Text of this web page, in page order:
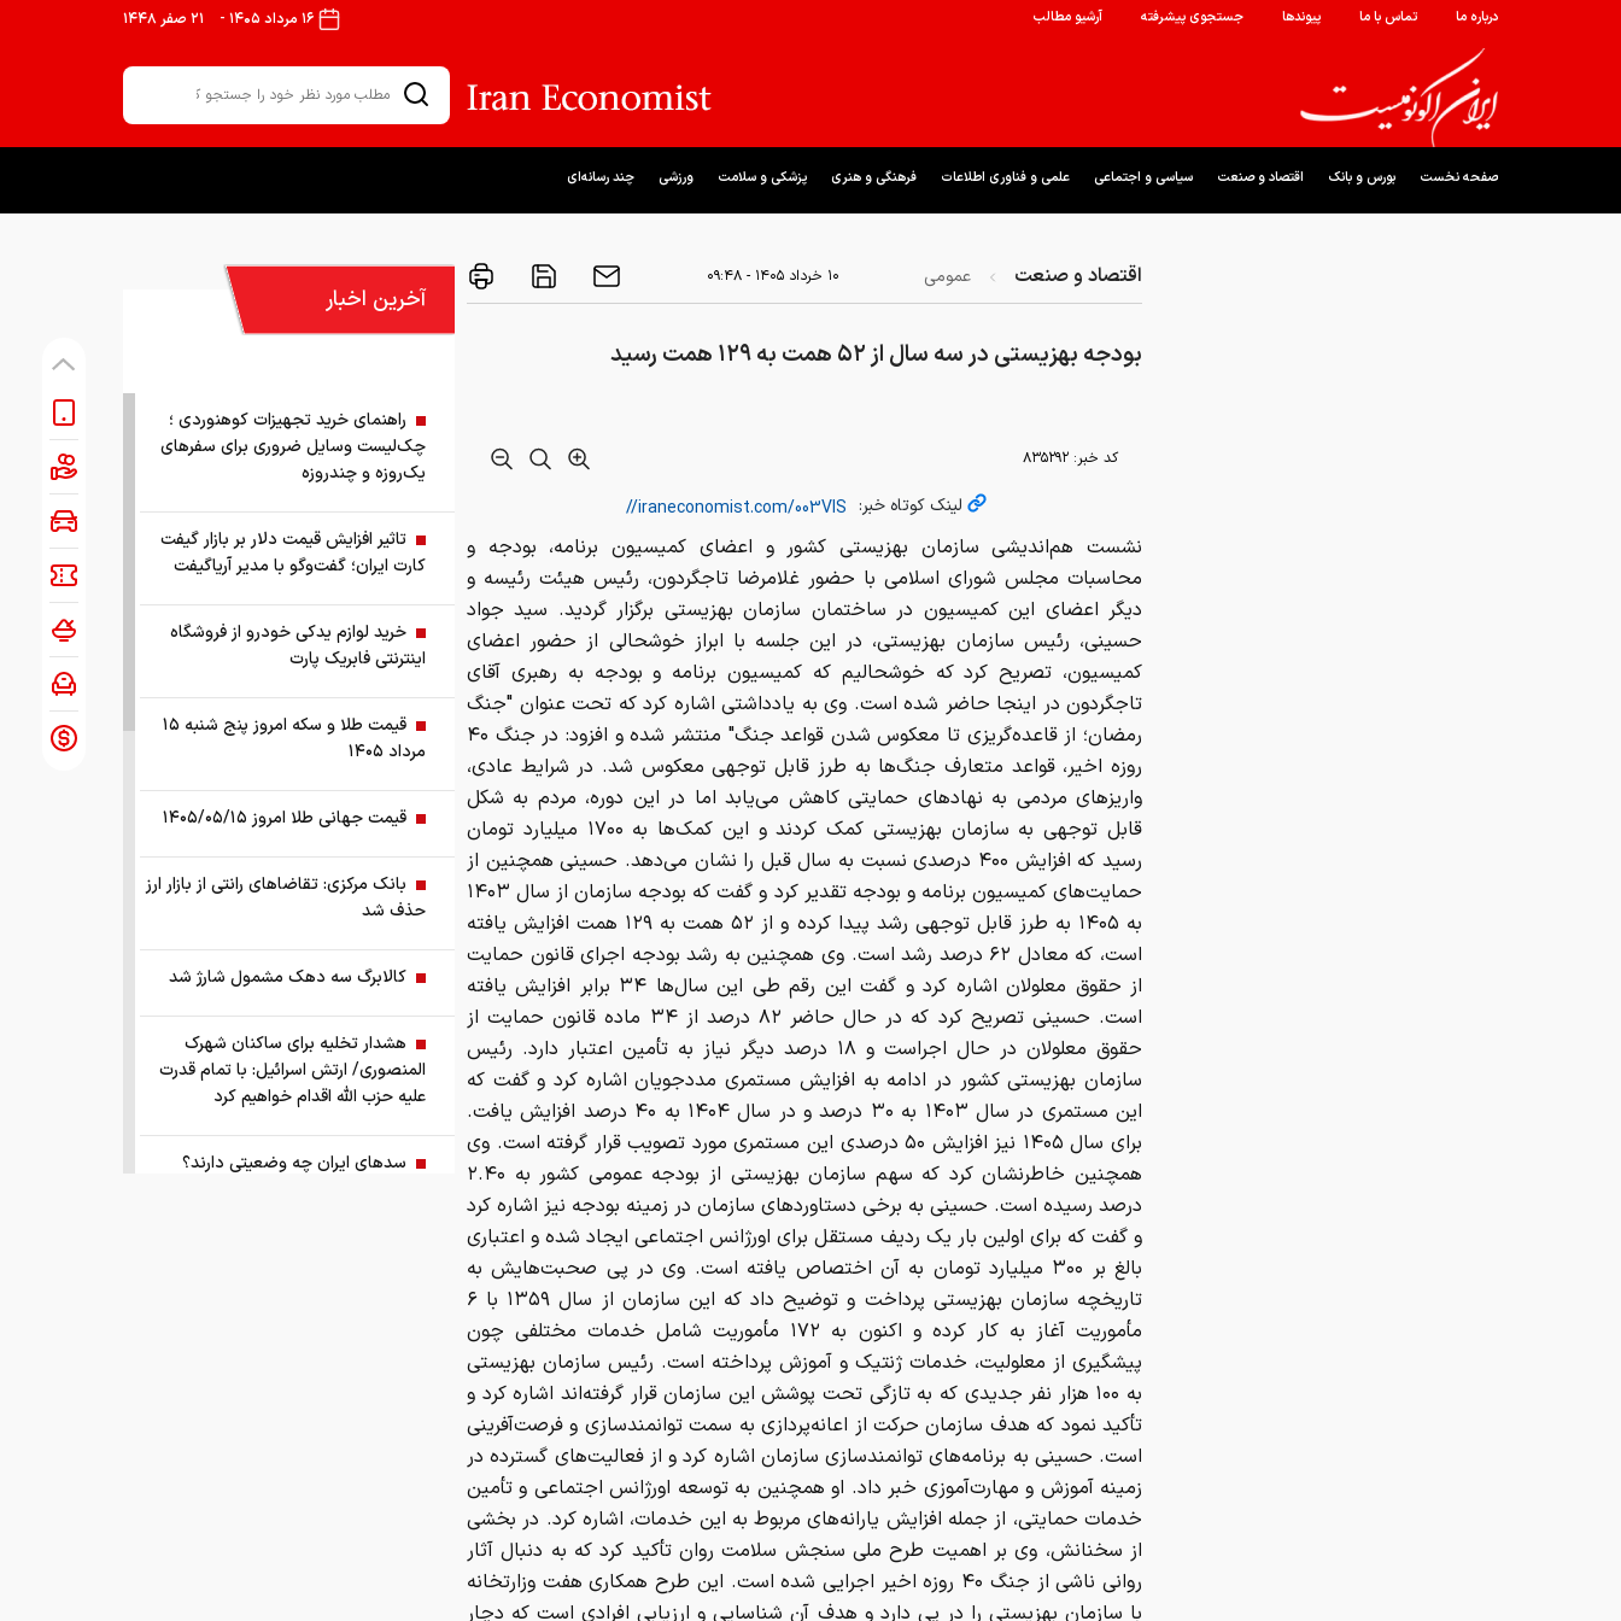
درباره ما تماس با ما پیوندها جستجوی پیشرفته آرشیو مطالب ۱۶ مرداد ۱۴۰۵ - ۲۱ صفر ۱۴۴۸
صفحه نخست بورس و بانک اقتصاد و صنعت سیاسی و اجتماعی علمی و فناوری اطلاعات فرهنگی و هنری پزشکی و سلامت ورزشی چند رسانه‌ای
اقتصاد و صنعت عمومی ۱۰ خرداد ۱۴۰۵ - ۰۹:۴۸
بودجه بهزیستی در سه سال از ۵۲ همت به ۱۲۹ همت رسید
کد خبر: ۸۳۵۲۹۲
لینک کوتاه خبر:
نشست هم‌اندیشی سازمان بهزیستی کشور و اعضای کمیسیون برنامه، بودجه و
محاسبات مجلس شورای اسلامی با حضور غلامرضا تاجگردون، رئیس هیئت رئیسه و
دیگر اعضای این کمیسیون در ساختمان سازمان بهزیستی برگزار گردید. سید جواد
حسینی، رئیس سازمان بهزیستی، در این جلسه با ابراز خوشحالی از حضور اعضای
کمیسیون، تصریح کرد که خوشحالیم که کمیسیون برنامه و بودجه به رهبری آقای
تاجگردون در اینجا حاضر شده است. وی به یادداشتی اشاره کرد که تحت عنوان "جنگ
رمضان؛ از قاعده‌گریزی تا معکوس شدن قواعد جنگ" منتشر شده و افزود: در جنگ ۴۰
روزه اخیر، قواعد متعارف جنگ‌ها به طرز قابل توجهی معکوس شد. در شرایط عادی،
واریزهای مردمی به نهادهای حمایتی کاهش می‌یابد اما در این دوره، مردم به شکل
قابل توجهی به سازمان بهزیستی کمک کردند و این کمک‌ها به ۱۷۰۰ میلیارد تومان
رسید که افزایش ۴۰۰ درصدی نسبت به سال قبل را نشان می‌دهد. حسینی همچنین از
حمایت‌های کمیسیون برنامه و بودجه تقدیر کرد و گفت که بودجه سازمان از سال ۱۴۰۳
به ۱۴۰۵ به طرز قابل توجهی رشد پیدا کرده و از ۵۲ همت به ۱۲۹ همت افزایش یافته
است، که معادل ۶۲ درصد رشد است. وی همچنین به رشد بودجه اجرای قانون حمایت
از حقوق معلولان اشاره کرد و گفت این رقم طی این سال‌ها ۳۴ برابر افزایش یافته
است. حسینی تصریح کرد که در حال حاضر ۸۲ درصد از ۳۴ ماده قانون حمایت از
حقوق معلولان در حال اجراست و ۱۸ درصد دیگر نیاز به تأمین اعتبار دارد. رئیس
سازمان بهزیستی کشور در ادامه به افزایش مستمری مددجویان اشاره کرد و گفت که
این مستمری در سال ۱۴۰۳ به ۳۰ درصد و در سال ۱۴۰۴ به ۴۰ درصد افزایش یافت.
برای سال ۱۴۰۵ نیز افزایش ۵۰ درصدی این مستمری مورد تصویب قرار گرفته است. وی
همچنین خاطرنشان کرد که سهم سازمان بهزیستی از بودجه عمومی کشور به ۲.۴۰
درصد رسیده است. حسینی به برخی دستاوردهای سازمان در زمینه بودجه نیز اشاره کرد
و گفت که برای اولین بار یک ردیف مستقل برای اورژانس اجتماعی ایجاد شده و اعتباری
بالغ بر ۳۰۰ میلیارد تومان به آن اختصاص یافته است. وی در پی صحبت‌هایش به
تاریخچه سازمان بهزیستی پرداخت و توضیح داد که این سازمان از سال ۱۳۵۹ با ۶
مأموریت آغاز به کار کرده و اکنون به ۱۷۲ مأموریت شامل خدمات مختلفی چون
پیشگیری از معلولیت، خدمات ژنتیک و آموزش پرداخته است. رئیس سازمان بهزیستی
به ۱۰۰ هزار نفر جدیدی که به تازگی تحت پوشش این سازمان قرار گرفته‌اند اشاره کرد و
تأکید نمود که هدف سازمان حرکت از اعانه‌پردازی به سمت توانمندسازی و فرصت‌آفرینی
است. حسینی به برنامه‌های توانمندسازی سازمان اشاره کرد و از فعالیت‌های گسترده در
زمینه آموزش و مهارت‌آموزی خبر داد. او همچنین به توسعه اورژانس اجتماعی و تأمین
خدمات حمایتی، از جمله افزایش یارانه‌های مربوط به این خدمات، اشاره کرد. در بخشی
از سخنانش، وی بر اهمیت طرح ملی سنجش سلامت روان تأکید کرد که به دنبال آثار
روانی ناشی از جنگ ۴۰ روزه اخیر اجرایی شده است. این طرح همکاری هفت وزارتخانه
با سازمان بهزیستی را در پی دارد و هدف آن شناسایی و ارزیابی افرادی است که دچار
آخرین اخبار
راهنمای خرید تجهیزات کوهنوردی ؛
چک‌لیست وسایل ضروری برای سفرهای
یک‌روزه و چندروزه
تاثیر افزایش قیمت دلار بر بازار گیفت
کارت ایران؛ گفت‌وگو با مدیر آریاگیفت
خرید لوازم یدکی خودرو از فروشگاه
اینترنتی فابریک پارت
قیمت طلا و سکه امروز پنج شنبه ۱۵
مرداد ۱۴۰۵
قیمت جهانی طلا امروز ۱۴۰۵/۰۵/۱۵
بانک مرکزی: تقاضا‌های رانتی از بازار ارز
حذف شد
کالابرگ سه دهک مشمول شارژ شد
هشدار تخلیه برای ساکنان شهرک
المنصوری/ ارتش اسرائیل: با تمام قدرت
علیه حزب الله اقدام خواهیم کرد
سد‌های ایران چه وضعیتی دارند؟